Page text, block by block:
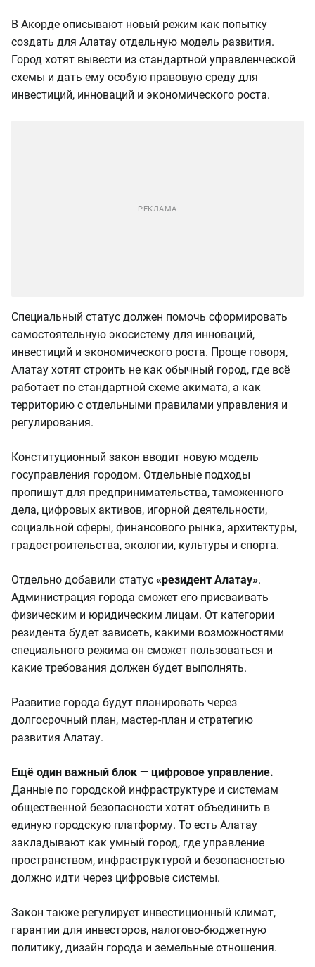
В Акорде описывают новый режим как попытку
создать для Алатау отдельную модель развития.
Город хотят вывести из стандартной управленческой
схемы и дать ему особую правовую среду для
инвестиций, инноваций и экономического роста.
Специальный статус должен помочь сформировать
самостоятельную экосистему для инноваций,
инвестиций и экономического роста. Проще говоря,
Алатау хотят строить не как обычный город, где всё
работает по стандартной схеме акимата, а как
территорию с отдельными правилами управления и
регулирования.
Конституционный закон вводит новую модель
госуправления городом. Отдельные подходы
пропишут для предпринимательства, таможенного
дела, цифровых активов, игорной деятельности,
социальной сферы, финансового рынка, архитектуры,
градостроительства, экологии, культуры и спорта.
Отдельно добавили статус «резидент Алатау».
Администрация города сможет его присваивать
физическим и юридическим лицам. От категории
резидента будет зависеть, какими возможностями
специального режима он сможет пользоваться и
какие требования должен будет выполнять.
Развитие города будут планировать через
долгосрочный план, мастер-план и стратегию
развития Алатау.
Ещё один важный блок — цифровое управление.
Данные по городской инфраструктуре и системам
общественной безопасности хотят объединить в
единую городскую платформу. То есть Алатау
закладывают как умный город, где управление
пространством, инфраструктурой и безопасностью
должно идти через цифровые системы.
Закон также регулирует инвестиционный климат,
гарантии для инвесторов, налогово-бюджетную
политику, дизайн города и земельные отношения.